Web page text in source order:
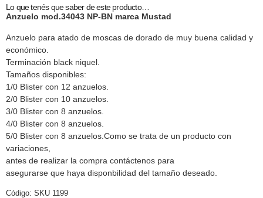
Lo que tenés que saber de este producto…
Anzuelo mod.34043 NP-BN marca Mustad
Anzuelo para atado de moscas de dorado de muy buena calidad y
económico.
Terminación black niquel.
Tamaños disponibles:
1/0 Blister con 12 anzuelos.
2/0 Blister con 10 anzuelos.
3/0 Blister con 8 anzuelos.
4/0 Blister con 8 anzuelos.
5/0 Blister con 8 anzuelos.Como se trata de un producto con
variaciones,
antes de realizar la compra contáctenos para
asegurarse que haya disponbilidad del tamaño deseado.
Código: SKU 1199